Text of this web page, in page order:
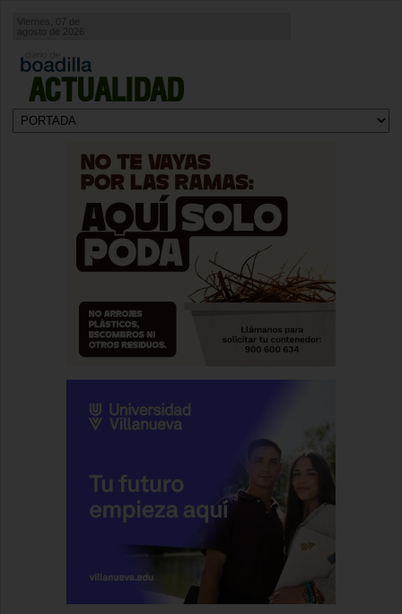
ACTUALIDAD
agosto de 2026